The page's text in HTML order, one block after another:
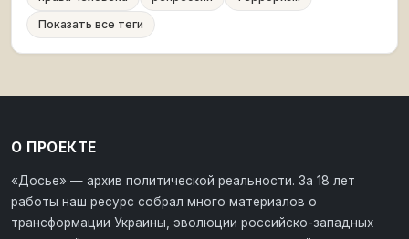
Показать все теги
О ПРОЕКТЕ
«Досье» — архив политической реальности. За 18 лет
работы наш ресурс собрал много материалов о
трансформации Украины, эволюции российско-западных